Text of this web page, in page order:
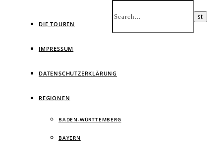
DIE TOUREN
IMPRESSUM
DATENSCHUTZERKLÄRUNG
REGIONEN
BADEN-WÜRTTEMBERG
BAYERN